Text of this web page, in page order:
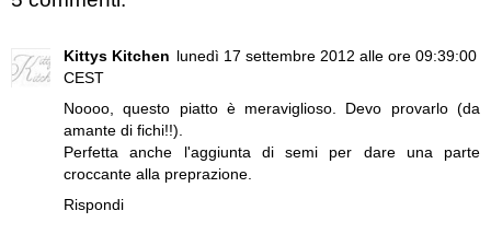
Kittys Kitchen lunedì 17 settembre 2012 alle ore 09:39:00
CEST
Noooo, questo piatto è meraviglioso. Devo provarlo (da
amante di fichi!!).
Perfetta anche l'aggiunta di semi per dare una parte
croccante alla preprazione.
Rispondi